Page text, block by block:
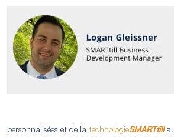
personnalisées et de la technologieSMARTtill